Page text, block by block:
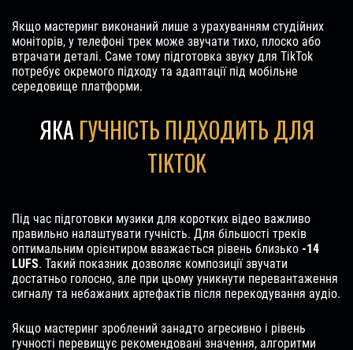
Якщо мастеринг виконаний лише з урахуванням студійних
моніторів, у телефоні трек може звучати тихо, плоско або
втрачати деталі. Саме тому підготовка звуку для TikTok
потребує окремого підходу та адаптації під мобільне
середовище платформи.
ЯКА ГУЧНІСТЬ ПІДХОДИТЬ ДЛЯ
TIKTOK
Під час підготовки музики для коротких відео важливо
правильно налаштувати гучність. Для більшості треків
оптимальним орієнтиром вважається рівень близько -14
LUFS. Такий показник дозволяє композиції звучати
достатньо голосно, але при цьому уникнути перевантаження
сигналу та небажаних артефактів після перекодування аудіо.
Якщо мастеринг зроблений занадто агресивно і рівень
гучності перевищує рекомендовані значення, алгоритми